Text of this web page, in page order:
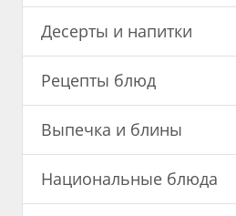
Десерты и напитки
Рецепты блюд
Выпечка и блины
Национальные блюда